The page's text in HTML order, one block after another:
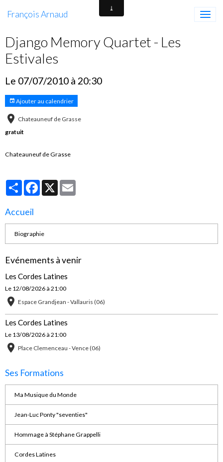
François Arnaud
Django Memory Quartet - Les
Estivales
Le 07/07/2010 à 20:30
Ajouter au calendrier
Chateauneuf de Grasse
gratuit
Chateauneuf de Grasse
PartagerFacebook
X
Accueil
Biographie
Evénements à venir
Les Cordes Latines
Le 12/08/2026 à 21:00
Espace Grandjean - Vallauris (06)
Les Cordes Latines
Le 13/08/2026 à 21:00
Place Clemenceau - Vence (06)
Ses Formations
Ma Musique du Monde
Jean-Luc Ponty "seventies"
Hommage à Stéphane Grappelli
Cordes Latines